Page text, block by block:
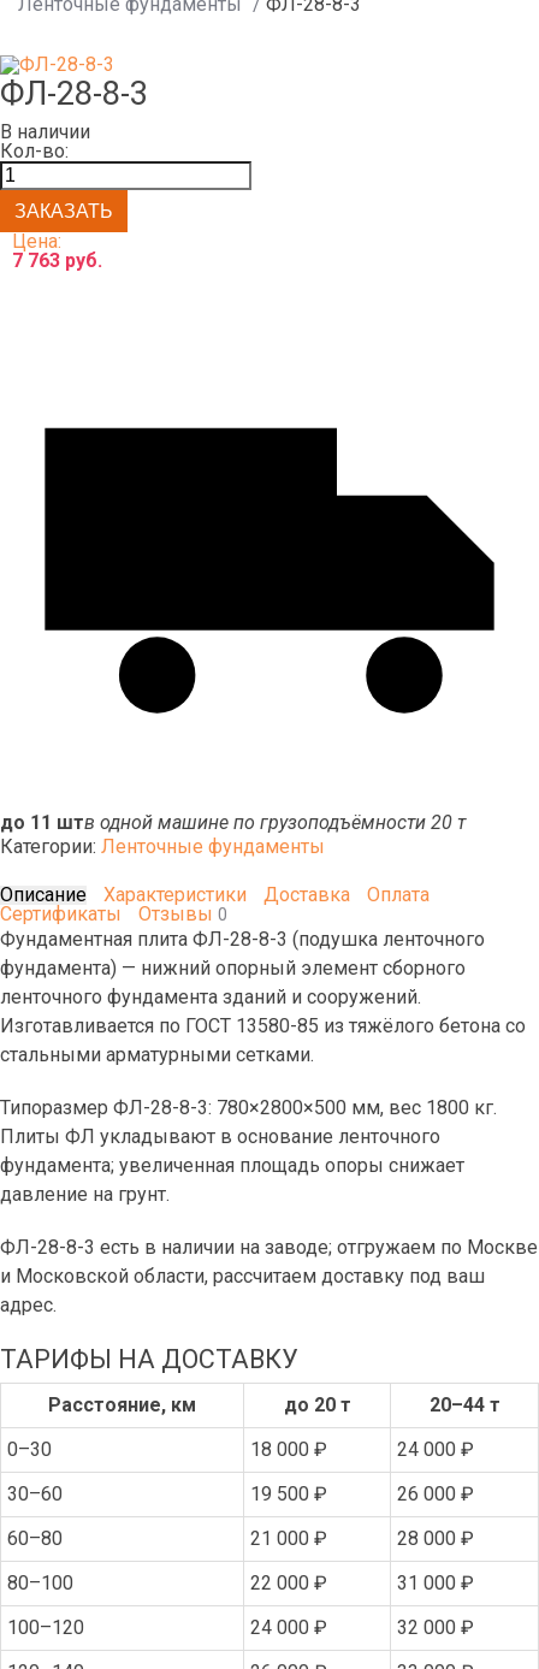
ФЛ-28-8-3
В наличии
Кол-во:
Цена:
7 763 руб.
до 11 штв одной машине по грузоподъёмности 20 т
Категории: Ленточные фундаменты
Описание Характеристики Доставка
Оплата
Сертификаты
Отзывы 0
Фундаментная плита ФЛ-28-8-3 (подушка ленточного
фундамента) — нижний опорный элемент сборного
ленточного фундамента зданий и сооружений.
Изготавливается по ГОСТ 13580-85 из тяжёлого бетона со
стальными арматурными сетками.
Типоразмер ФЛ-28-8-3: 780×2800×500 мм, вес 1800 кг.
Плиты ФЛ укладывают в основание ленточного
фундамента; увеличенная площадь опоры снижает
давление на грунт.
ФЛ-28-8-3 есть в наличии на заводе; отгружаем по Москве
и Московской области, рассчитаем доставку под ваш
адрес.
ТАРИФЫ НА ДОСТАВКУ
Расстояние, км до 20 т
20–44 т
0–30
18 000 ₽
24 000 ₽
30–60
19 500 ₽
26 000 ₽
60–80
21 000 ₽
28 000 ₽
80–100
22 000 ₽
31 000 ₽
100–120
24 000 ₽
32 000 ₽